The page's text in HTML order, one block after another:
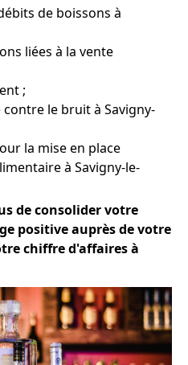
de boissons à
liées à la vente
;
le bruit à Savigny-
la mise en place
à Savigny-le-
de consolider votre
positive auprès de votre
chiffre d'affaires à